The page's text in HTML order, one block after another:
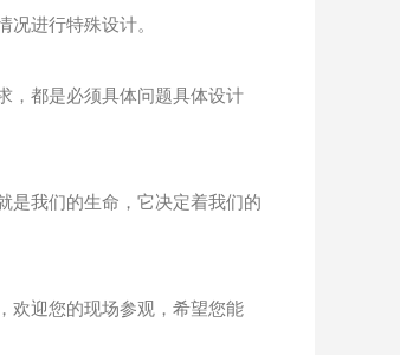
进行特殊设计。
，都是必须具体问题具体设计
是我们的生命，它决定着我们的
欢迎您的现场参观，希望您能